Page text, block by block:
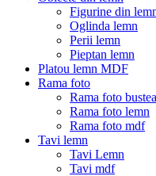
Figurine din
Oglinda lemn
Perii lemn
Pieptan lemn
Platou lemn MDF
Rama foto
Rama foto
Rama foto lemn
Rama foto mdf
Tavi lemn
Tavi Lemn
Tavi mdf